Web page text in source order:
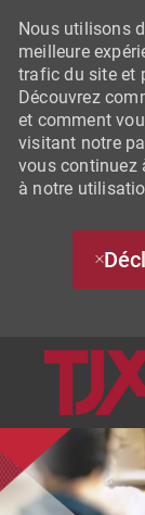
Nous utilisons
meilleure
trafic du site et
Découvrez
et comment
visitant notre
vous continuez
à notre